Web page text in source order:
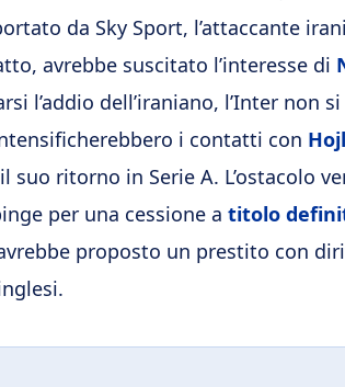
da Sky Sport, l’attaccante
avrebbe suscitato l’interesse di
l’addio dell’iraniano, l’Inter non
i contatti con
ritorno in Serie A. L’ostacolo
per una cessione a titolo
avrebbe proposto un prestito con